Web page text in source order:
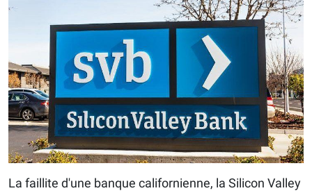
La faillite d'une banque californienne, la Silicon Valley